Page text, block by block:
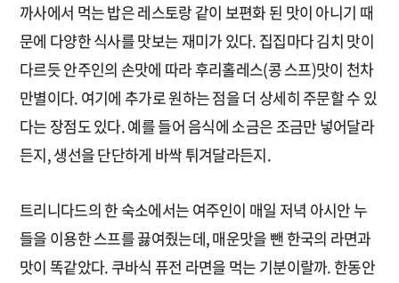
까사에서 먹는 밥은 레스토랑 같이 보편화 된 맛이 아니기 때
문에 다양한 식사를 맛보는 재미가 있다. 집집마다 김치 맛이
다르듯 안주인의 손맛에 따라 후리홀레스(콩 스프)맛이 천차
만별이다. 여기에 추가로 원하는 점을 더 상세히 주문할 수 있
다는 장점도 있다. 예를 들어 음식에 소금은 조금만 넣어달라
든지, 생선을 단단하게 바싹 튀겨달라든지.
트리니다드의 한 숙소에서는 여주인이 매일 저녁 아시안 누
들을 이용한 스프를 끓여줬는데, 매운맛을 뺀 한국의 라면과
맛이 똑같았다. 쿠바식 퓨전 라면을 먹는 기분이랄까. 한동안